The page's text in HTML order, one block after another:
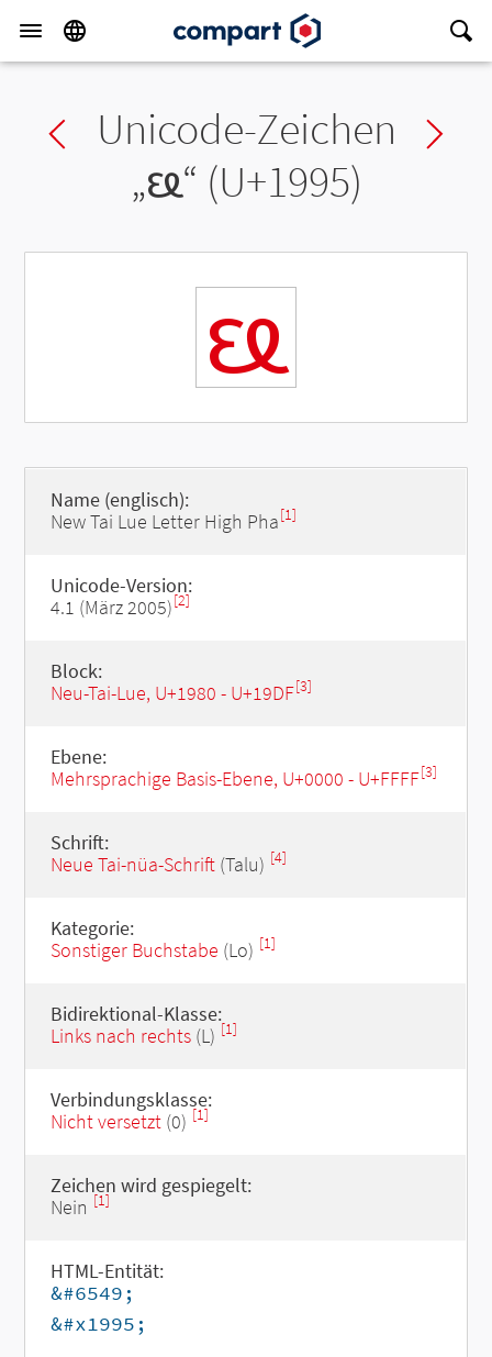
Previous char
Unicode-Zeichen
„ᦕ“ (U+1995)
ᦕ
Name (englisch):
New Tai Lue Letter High Pha[1]
Unicode-Version:
4.1 (März 2005)[2]
Block:
Neu-Tai-Lue, U+1980 - U+19DF[3]
Ebene:
Mehrsprachige Basis-Ebene, U+0000 - U+FFFF[3]
Schrift:
Neue Tai-nüa-Schrift(Talu) [4]
Kategorie:
Sonstiger Buchstabe (Lo) [1]
Bidirektional-Klasse:
Links nach rechts(L) [1]
Verbindungsklasse:
Nicht versetzt(0) [1]
Zeichen wird gespiegelt:
Nein [1]
HTML-Entität:
&#6549;
&#x1995;